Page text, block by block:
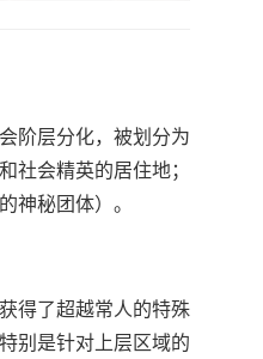
阶层分化，被划分为
社会精英的居住地；
神秘团体）。
得了超越常人的特殊
别是针对上层区域的